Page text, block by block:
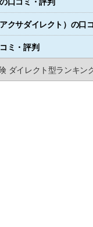
クサダイレクト） の口
ミ・評判
ダイレクト型ランキン